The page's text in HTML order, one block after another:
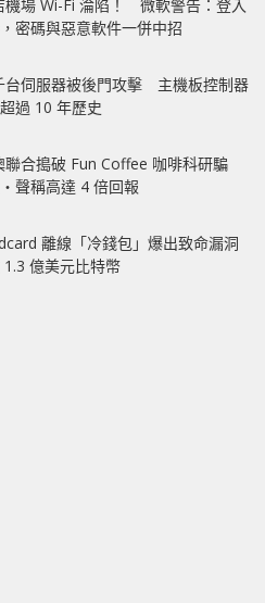
機場 Wi-Fi 淪陷！ 微軟警告：登入
密碼與惡意軟件一併中招
台伺服器被後門攻擊 主機板控制器
過 10 年歷史
聯合搗破 Fun Coffee 咖啡科研騙
稱高達 4 倍回報
離線「冷錢包」爆出致命漏洞
億美元比特幣